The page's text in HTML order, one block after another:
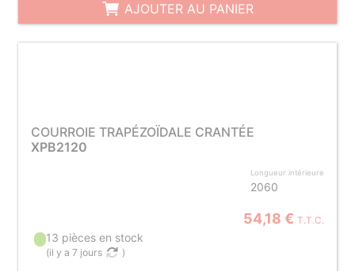
AJOUTER AU PANIER
COURROIE TRAPÉZOÏDALE CRANTÉE
XPB2120
Longueur intérieure
2060
54,18 € T.T.C.
13 pièces en stock
(il y a 7 jours )